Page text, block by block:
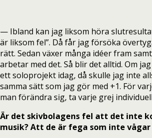
— Ibland kan jag liksom höra
är liksom fel”. Då får jag försöka
rätt. Sedan växer många idéer fram
arbetar med det. Så blir det alltid. Om
ett soloprojekt idag, då skulle jag inte
samma sätt som jag gör med +1. För
man förändra sig, ta varje grej
Är det skivbolagens fel att det inte
musik? Att de är fega som inte vågar